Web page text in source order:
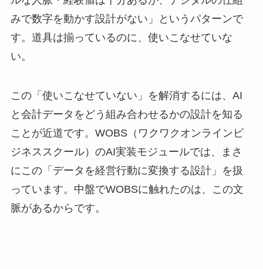
みで数字を動かす設計がない」というパターンで
す。道具は揃っているのに、使いこなせていな
い。
この「使いこなせていない」を解消するには、AI
と会計データをどう組み合わせるかの設計を知る
ことが近道です。WOBS（ワクワクオンラインビ
ジネススクール）のAI実装モジュールでは、まさ
にこの「データを経営行動に変換する設計」を扱
っています。中盤でWOBSに触れたのは、この文
脈があるからです。